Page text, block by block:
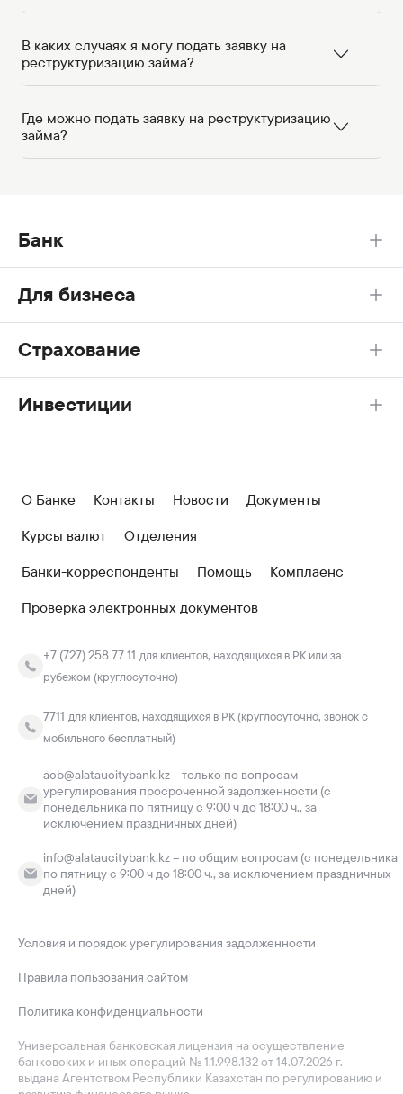
В каких случаях я могу подать заявку на
реструктуризацию займа?
Где можно подать заявку на реструктуризацию
займа?
Банк
Для бизнеса
Страхование
Инвестиции
О Банке Контакты Новости
Документы
Курсы валют
Отделения
Банки-корреспонденты
Помощь
Комплаенс
Проверка электронных документов
+7 (727) 258 77 11 для клиентов, находящихся в РК или за
рубежом (круглосуточно)
7711 для клиентов, находящихся в РК (круглосуточно, звонок с
мобильного бесплатный)
acb@alataucitybank.kz – только по вопросам
урегулирования просроченной задолженности (с
понедельника по пятницу с 9:00 ч до 18:00 ч., за
исключением праздничных дней)
info@alataucitybank.kz – по общим вопросам (с понедельника
по пятницу с 9:00 ч до 18:00 ч., за исключением праздничных
дней)
Универсальная банковская лицензия на осуществление
банковских и иных операций № 1.1.998.132 от 14.07.2026 г.
выдана Агентством Республики Казахстан по регулированию и
Условия и порядок урегулирования задолженности
Правила пользования сайтом
Политика конфиденциальности